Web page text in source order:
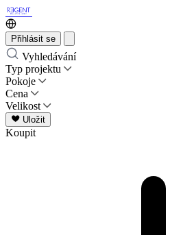
Přihlásit se
Vyhledávání
Typ projektu
Pokoje
Cena
Velikost
Uložit
Koupit